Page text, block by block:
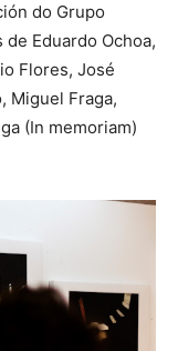
do Grupo
Eduardo Ochoa,
Flores, José
Miguel Fraga,
(In memoriam)